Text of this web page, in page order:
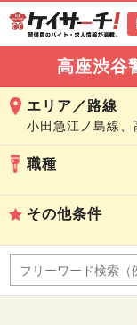
高座渋谷
エリア／路線
小田急江ノ島線、
職種
その他条件